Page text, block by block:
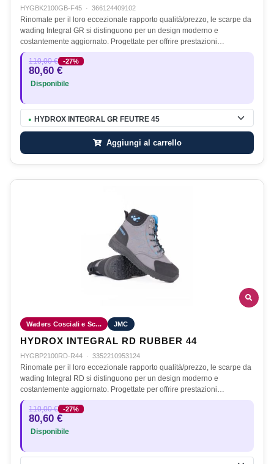
HYGBK2100GB-F45 · 366124409102
Rinomate per il loro eccezionale rapporto qualità/prezzo, le scarpe da
wading Integral GR si distinguono per un design moderno e
costantemente aggiornato. Progettate per offrire prestazioni…
110,00 € -27%
80,60 €
Disponibile
● HYDROX INTEGRAL GR FEUTRE 45
Aggiungi al carrello
Waders Cosciali e Sc... JMC
HYDROX INTEGRAL RD RUBBER 44
HYGBP2100RD-R44 · 3352210953124
Rinomate per il loro eccezionale rapporto qualità/prezzo, le scarpe da
wading Integral RD si distinguono per un design moderno e
costantemente aggiornato. Progettate per offrire prestazioni…
110,00 € -27%
80,60 €
Disponibile